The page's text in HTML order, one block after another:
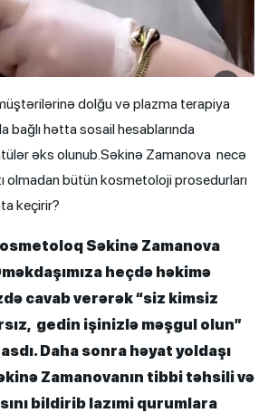
dolğu və plazma terapiya
bağlı hətta sosail hesablarında
əks olunub.Səkinə Zamanova necə
olmadan bütün kosmetoloji prosedurları
keçirir?
Səkinə Zamanova
heçdə həkimə
cavab verərək “siz kimsiz
gedin işinizlə məşgul olun”
Daha sonra həyat yoldaşı
Zamanovanın tibbi təhsili və
bildirib lazımi qurumlara